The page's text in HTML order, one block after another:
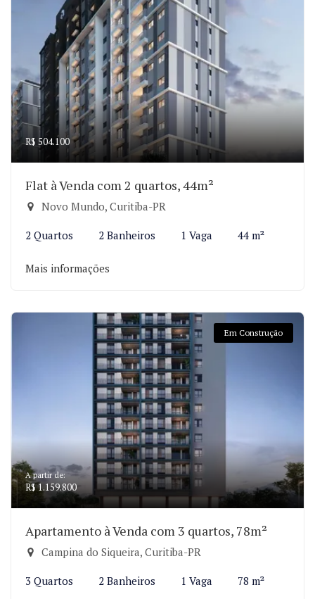
R$ 504.100
Flat à Venda com 2 quartos, 44m²
Novo Mundo, Curitiba-PR
2 Quartos 2 Banheiros 1 Vaga 44 m²
Mais informações
Em Construção
A partir de:
R$ 1.159.800
Apartamento à Venda com 3 quartos, 78m²
Campina do Siqueira, Curitiba-PR
3 Quartos 2 Banheiros 1 Vaga 78 m²